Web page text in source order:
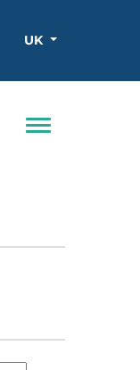
UK